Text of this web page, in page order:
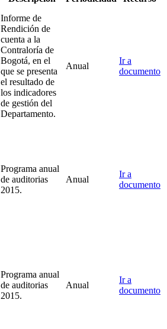
Informe de
Rendición de
cuenta a la
Contraloría de
Bogotá, en el
que se presenta
el resultado de
los indicadores
de gestión del
Departamento.
Anual
Ir a
documento
Programa anual
de auditorias
2015.
Anual
Ir a
documento
Programa anual
de auditorias
2015.
Anual
Ir a
documento